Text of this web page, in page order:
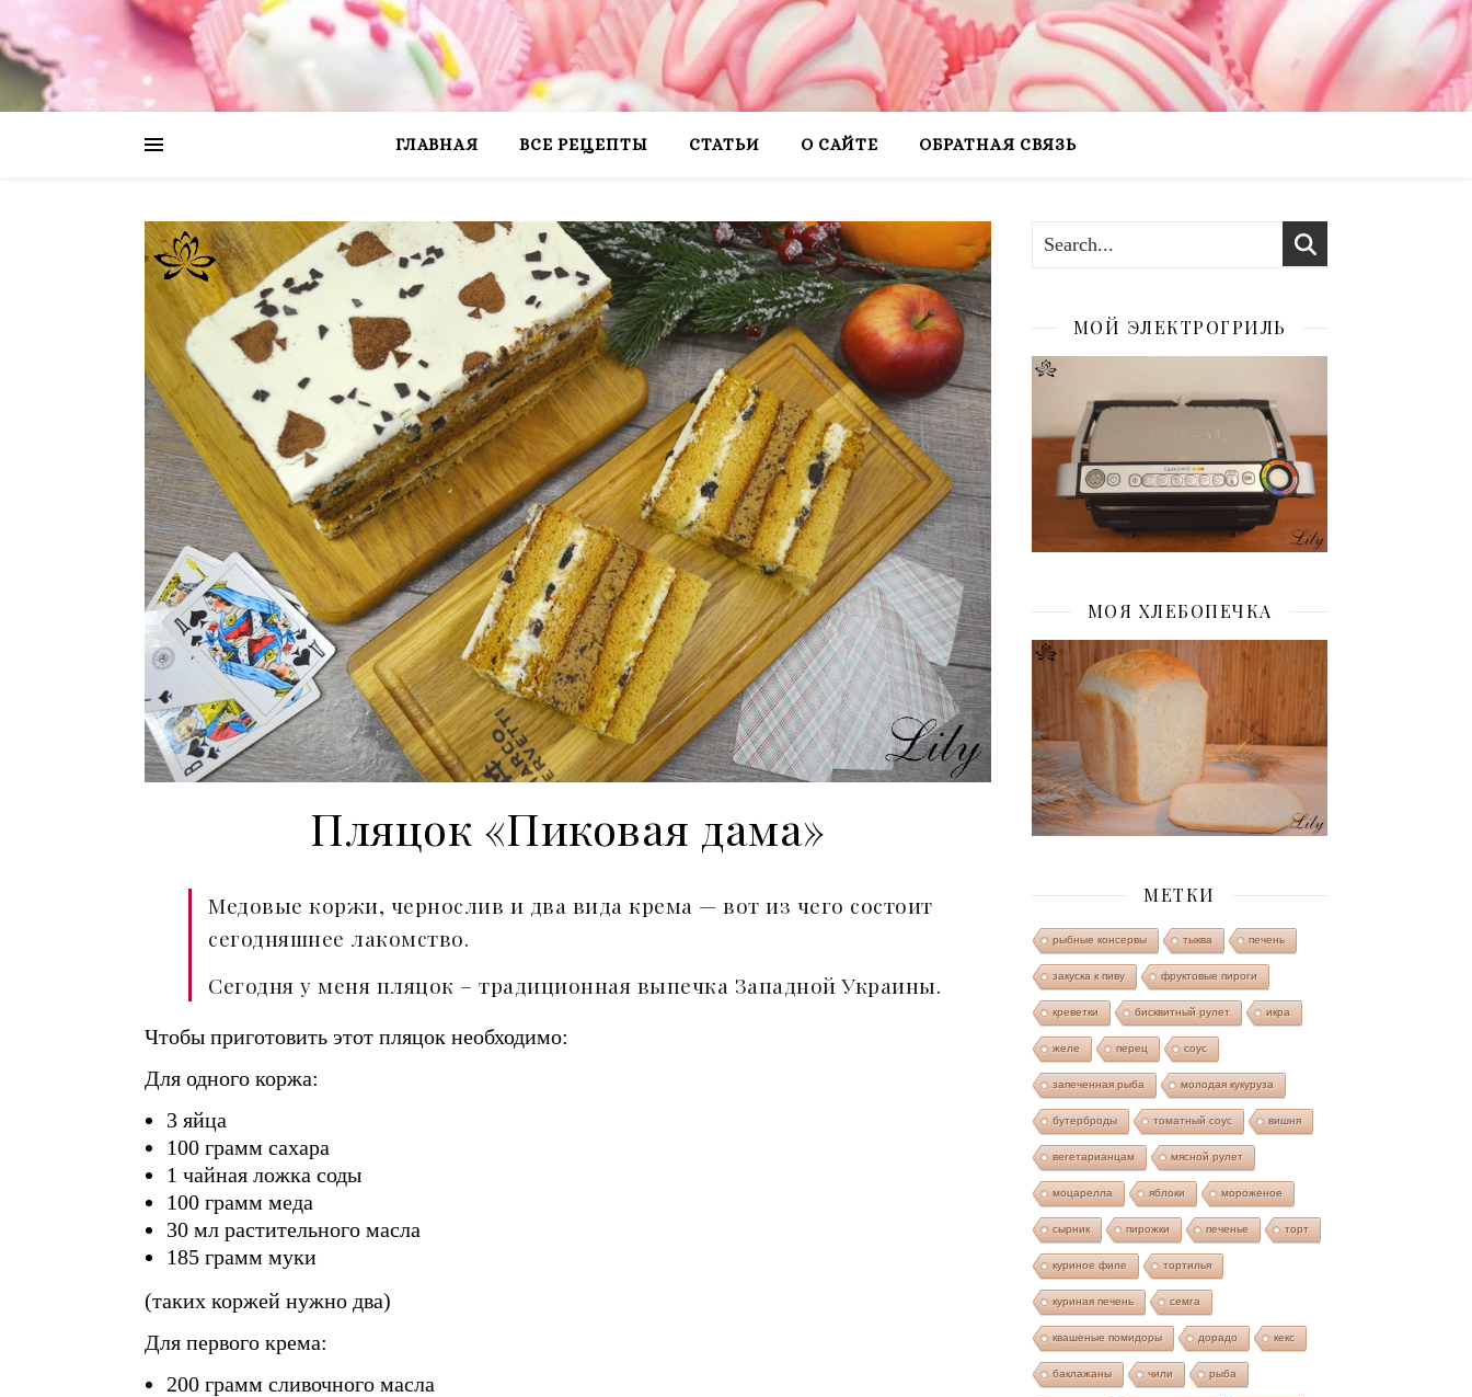
ГЛАВНАЯ ВСЕ РЕЦЕПТЫ СТАТЬИ О САЙТЕ ОБРАТНАЯ СВЯЗЬ
Пляцок «Пиковая дама»
Медовые коржи, чернослив и два вида крема — вот из чего состоит
сегодняшнее лакомство.
Сегодня у меня пляцок – традиционная выпечка Западной Украины.
Чтобы приготовить этот пляцок необходимо:
Для одного коржа:
3 яйца
100 грамм сахара
1 чайная ложка соды
100 грамм меда
30 мл растительного масла
185 грамм муки
(таких коржей нужно два)
Для первого крема:
200 грамм сливочного масла
МОЙ ЭЛЕКТРОГРИЛЬ
МОЯ ХЛЕБОПЕЧКА
МЕТКИ
рыбные консервы тыква печень
закуска к пиву фруктовые пироги
креветки бисквитный рулет икра
желе перец соус
запеченная рыба молодая кукуруза
бутерброды томатный соус вишня
вегетарианцам мясной рулет
моцарелла яблоки мороженое
сырник пирожки печенье торт
куриное филе тортилья
куриная печень семга
квашеные помидоры дорадо кекс
баклажаны чили рыба